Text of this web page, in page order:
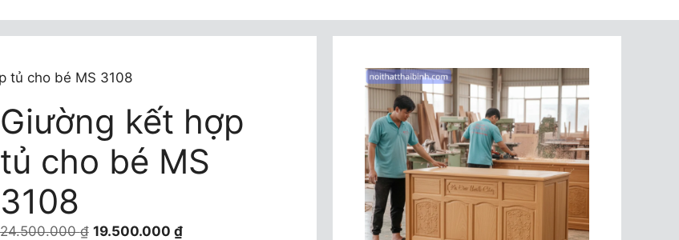
tủ cho bé MS 3108
Giường kết hợp
tủ cho bé MS
3108
24.500.000₫ Giá
19.500.000 ₫Giá